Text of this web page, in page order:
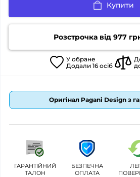
Купити
Розстрочка від 977
У обране
Додали 16осіб
Оригінал Pagani Design з
ГАРАНТІЙНИЙ
ТАЛОН
БЕЗПЕЧНА
ОПЛАТА